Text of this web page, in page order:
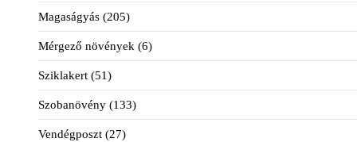
Magaságyás (205)
Mérgező növények (6)
Sziklakert (51)
Szobanövény (133)
Vendégposzt (27)